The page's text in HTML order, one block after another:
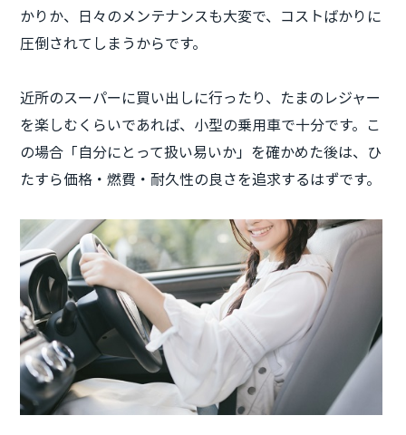
かりか、日々のメンテナンスも大変で、コストばかりに
圧倒されてしまうからです。
近所のスーパーに買い出しに行ったり、たまのレジャー
を楽しむくらいであれば、小型の乗用車で十分です。こ
の場合「自分にとって扱い易いか」を確かめた後は、ひ
たすら価格・燃費・耐久性の良さを追求するはずです。